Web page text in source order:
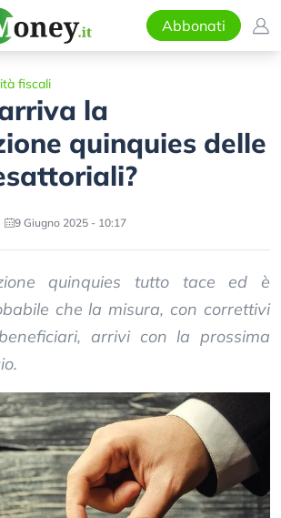
Abbonati
fiscali
la
quinquies delle
9 Giugno 2025 - 10:17
quinquies tutto tace ed è
che la misura, con correttivi
arrivi con la prossima